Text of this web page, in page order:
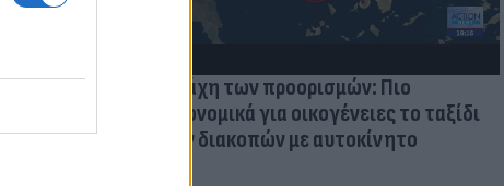
Η μάχη των προορισμών: Πιο
οικονομικά για οικογένειες το ταξίδι
των διακοπών με αυτοκίνητο